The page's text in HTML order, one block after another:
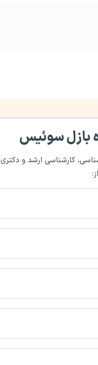
بازل سوئیس
در مقاطع کارشناسی، کارشناسی